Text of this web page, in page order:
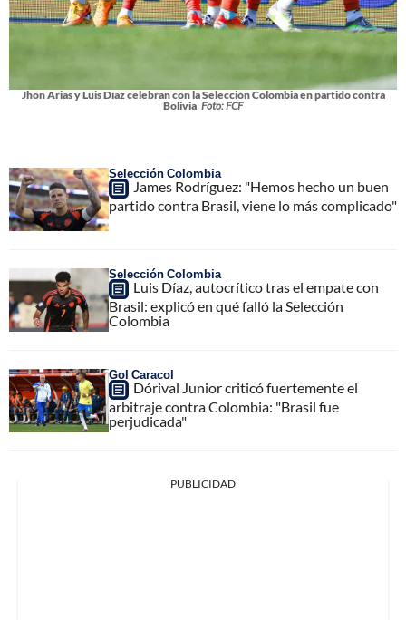
Jhon Arias y Luis Díaz celebran con la Selección Colombia en partido contra
Bolivia Foto: FCF
Selección Colombia
James Rodríguez: "Hemos hecho un buen
partido contra Brasil, viene lo más complicado"
Selección Colombia
Luis Díaz, autocrítico tras el empate con
Brasil: explicó en qué falló la Selección
Colombia
Gol Caracol
Dórival Junior criticó fuertemente el
arbitraje contra Colombia: "Brasil fue
perjudicada"
PUBLICIDAD